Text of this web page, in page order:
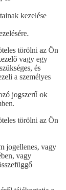
kezelése
törölni az Ön
vagy egy
és
a személyes
jogszerű ok
törölni az Ön
jogellenes, vagy
vagy